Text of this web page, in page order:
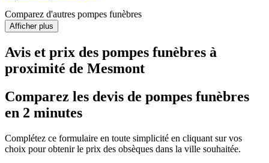
Comparez d'autres pompes funèbres
Afficher plus
Avis et prix des pompes funèbres à
proximité de Mesmont
Comparez les devis de pompes funèbres
en 2 minutes
Complétez ce formulaire en toute simplicité en cliquant sur vos
choix pour obtenir le prix des obsèques dans la ville souhaitée.